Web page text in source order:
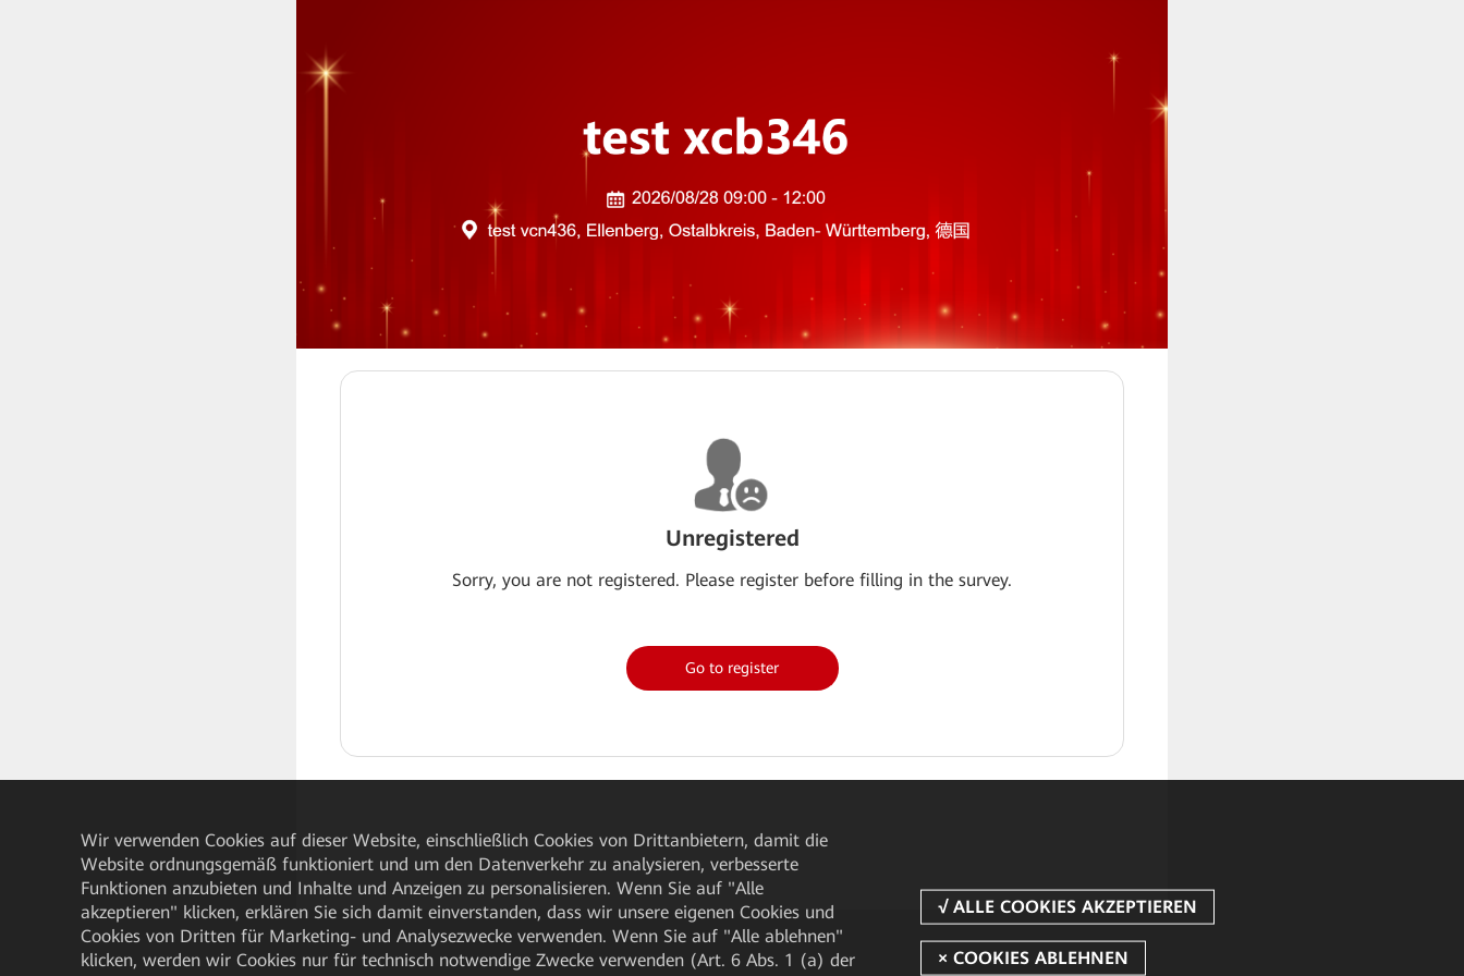
Unregistered
Sorry, you are not registered. Please register before filling in the survey.
Go to register
Wir verwenden Cookies auf dieser Website, einschließlich Cookies von Drittanbietern, damit die
Website ordnungsgemäß funktioniert und um den Datenverkehr zu analysieren, verbesserte
Funktionen anzubieten und Inhalte und Anzeigen zu personalisieren. Wenn Sie auf "Alle
akzeptieren" klicken, erklären Sie sich damit einverstanden, dass wir unsere eigenen Cookies und
Cookies von Dritten für Marketing- und Analysezwecke verwenden. Wenn Sie auf "Alle ablehnen"
klicken, werden wir Cookies nur für technisch notwendige Zwecke verwenden (Art. 6 Abs. 1 (a) der